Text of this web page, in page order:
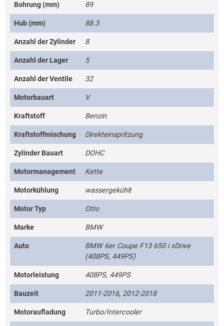
Bohrung (mm) 89
Hub (mm) 88.3
Anzahl der Zylinder 8
Anzahl der Lager 5
Anzahl der Ventile 32
Motorbauart V
Kraftstoff Benzin
Kraftstoffmischung Direkteinspritzung
Zylinder Bauart DOHC
Motormanagement Kette
Motorkühlung wassergekühlt
Motor Typ Otto
Marke BMW
Auto
BMW 6er Coupe F13 650 i xDrive
(408PS, 449PS)
Motorleistung 408PS, 449PS
Bauzeit 2011-2016, 2012-2018
Motoraufladung Turbo/Intercooler